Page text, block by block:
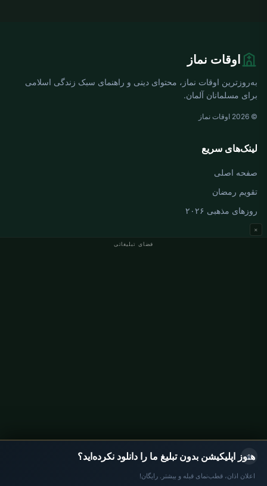
فضای تبلیغاتی
×
اوقات نماز
به‌روزترین اوقات نماز، محتوای دینی و راهنمای سبک زندگی اسلامی
برای مسلمانان آلمان.
© 2026 اوقات نماز
لینک‌های سریع
صفحه اصلی
تقویم رمضان
روزهای مذهبی ۲۰۲۶
×
هنوز اپلیکیشن بدون تبلیغ ما را دانلود نکرده‌اید؟
اعلان اذان، قطب‌نمای قبله و بیشتر. رایگان!